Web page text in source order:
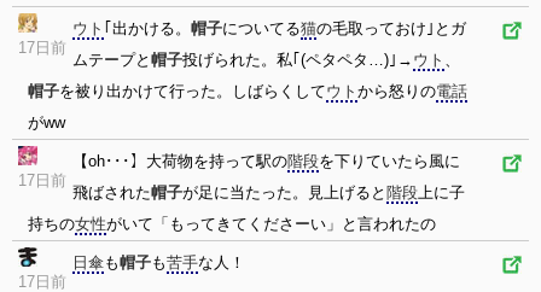
17日前
ウト ｢出かける。 帽子についてる猫の毛取っておけ｣とガ
ムテープと 帽子投げられた。私｢(ペタペタ…)｣→ ウト 、
帽子を被り出かけて行った。しばらくしてウト から怒りの電話
がww
17日前
【oh･･･】大荷物を持って駅の階段を下りていたら風に
飛ばされた帽子が足に当たった。見上げると 階段上に子
持ちの女性がいて「もってきてくださーい」と言われたの
17日前
日傘も帽子も苦手な人！